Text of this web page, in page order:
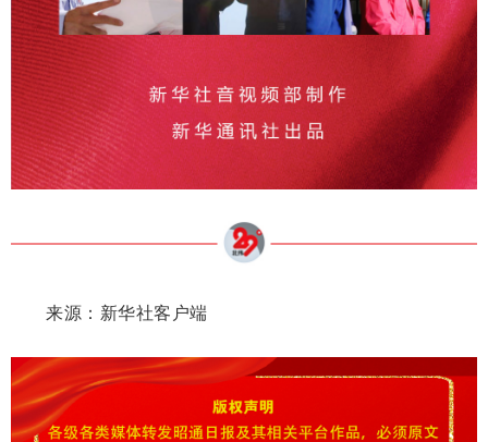
来源：新华社客户端